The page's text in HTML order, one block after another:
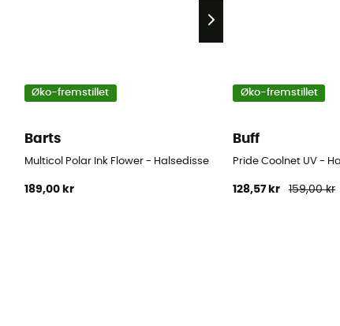
Øko-fremstillet
Barts
Multicol Polar Ink Flower - Halsedisse
189,00 kr
Øko-fremstillet
Buff
Pride Coolnet UV -
128,57 kr 159,00 kr